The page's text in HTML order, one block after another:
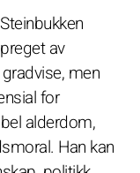
av
men
for
alderdom,
Han kan